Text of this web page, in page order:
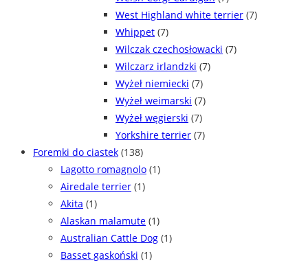
West Highland white terrier (7)
Whippet (7)
Wilczak czechosłowacki (7)
Wilczarz irlandzki (7)
Wyżeł niemiecki (7)
Wyżeł weimarski (7)
Wyżeł węgierski (7)
Yorkshire terrier (7)
Foremki do ciastek (138)
Lagotto romagnolo (1)
Airedale terrier (1)
Akita (1)
Alaskan malamute (1)
Australian Cattle Dog (1)
Basset gaskoński (1)